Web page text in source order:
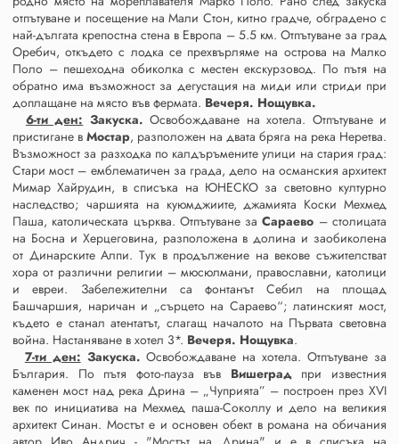
отпътуване и посещение на Мали Стон, китно градче, обградено с
най-дългата крепостна стена в Европа – 5.5 км. Отпътуване за град
Оребич, откъдето с лодка се прехвърляме на острова на Малко
Поло – пешеходна обиколка с местен екскурзовод. По пътя на
обратно има възможност за дегустация на миди или стриди при
доплащане на място във фермата. Вечеря. Нощувка.
6-ти ден: Закуска. Освобождаване на хотела. Отпътуване и
пристигане в Мостар, разположен на двата бряга на река Неретва.
Възможност за разходка по калдъръмените улици на стария град:
Стари мост – емблематичен за града, дело на османския архитект
Мимар Хайрудин, в списъка на ЮНЕСКО за световно културно
наследство; чаршията на куюмджиите, джамията Коски Мехмед
Паша, католическата църква. Отпътуване заСараево – столицата
на Босна и Херцеговина, разположена в долина и заобиколена
от Динарските Алпи. Тук в продължение на векове съжителстват
хора от различни религии – мюсюлмани, православни, католици
и евреи. Забележителни са фонтанът Себил на площад
Башчаршия, наричан и „сърцето на Сараево“; латинският мост,
където е станал атентатът, слагащ началото на Първата световна
война. Настаняване в хотел 3*. Вечеря. Нощувка.
7-ти ден: Закуска. Освобождаване на хотела. Отпътуване за
България. По пътя фото-пауза във Вишеградпри известния
каменен мост над река Дрина – „Чуприята” – построен през ХVI
век по инициатива на Мехмед паша-Соколлу и дело на великия
архитект Синан. Мостът е и основен обект в романа на обичания